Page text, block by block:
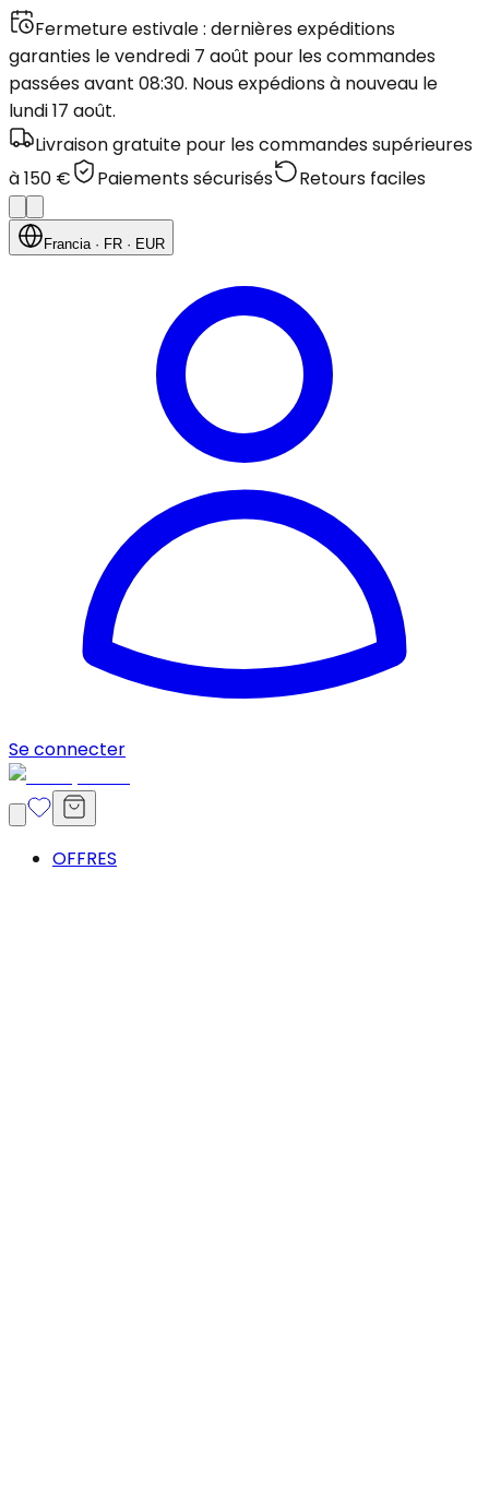
Fermeture estivale : dernières expéditions
garanties le vendredi 7 août pour les commandes
passées avant 08:30. Nous expédions à nouveau le
lundi 17 août.
Livraison gratuite pour les commandes supérieures
à 150 €
Paiements sécurisés Retours faciles
Francia· FR · EUR
Se connecter
OFFRES